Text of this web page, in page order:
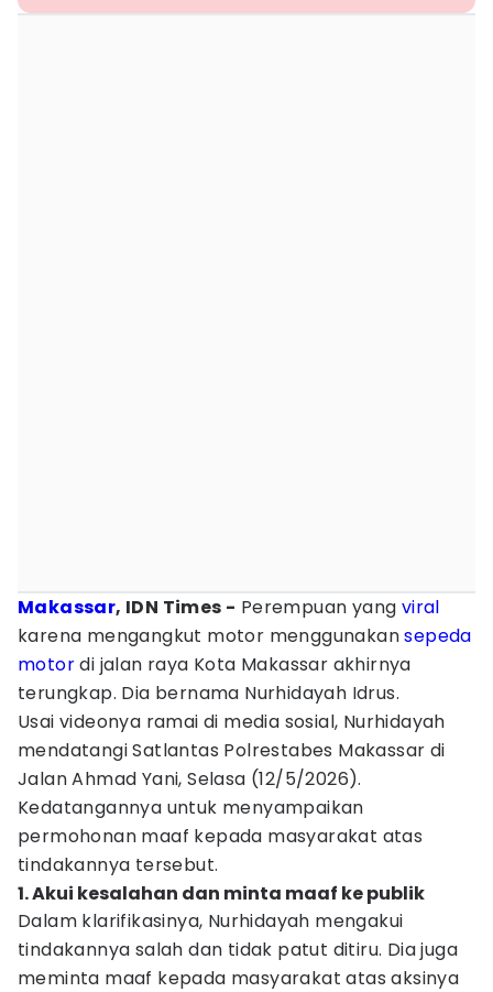
Makassar, IDN Times - Perempuan yang viral
karena mengangkut motor menggunakansepeda
motordi jalan raya Kota Makassar akhirnya
terungkap. Dia bernama Nurhidayah Idrus.
Usai videonya ramai di media sosial, Nurhidayah
mendatangi Satlantas Polrestabes Makassar di
Jalan Ahmad Yani, Selasa (12/5/2026).
Kedatangannya untuk menyampaikan
permohonan maaf kepada masyarakat atas
tindakannya tersebut.
1. Akui kesalahan dan minta maaf ke publik
Dalam klarifikasinya, Nurhidayah mengakui
tindakannya salah dan tidak patut ditiru. Dia juga
meminta maaf kepada masyarakat atas aksinya